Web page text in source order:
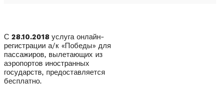
С 28.10.2018 услуга онлайн-
регистрации а/к «Победы» для
пассажиров, вылетающих из
аэропортов иностранных
государств, предоставляется
бесплатно.